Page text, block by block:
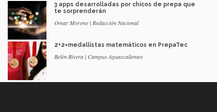
3 apps desarrolladas por chicos de prepa que
te sorprenderán
Omar Moreno | Redacción Nacional
2+2=medallistas matemáticos en PrepaTec
Belén Rivera | Campus Aguascalientes